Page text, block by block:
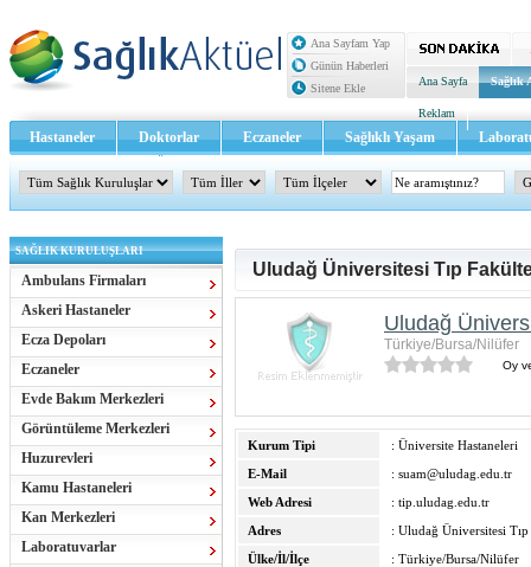
Ana Sayfam Yap
Günün Haberleri
Sitene Ekle
Ana Sayfa Sağlık
Reklam
Hastaneler Doktorlar Eczaneler Sağlıklı Yaşam
Sağlık TV - Video İletişim
SAĞLIK KURULUŞLARI
Ambulans Firmaları
Askeri Hastaneler
Ecza Depoları
Eczaneler
Evde Bakım Merkezleri
Görüntüleme Merkezleri
Huzurevleri
Kamu Hastaneleri
Kan Merkezleri
Laboratuvarlar
Uludağ Üniversitesi Tıp
Uludağ
Türkiye/Bursa/Nilüfer
Oy
Kurum Tipi
: Üniversite Hastaneleri
E-Mail
: suam@uludag.edu.tr
Web Adresi
: tip.uludag.edu.tr
Adres
: Uludağ Üniversitesi
Ülke/İl/İlçe
: Türkiye/Bursa/Nilüfer